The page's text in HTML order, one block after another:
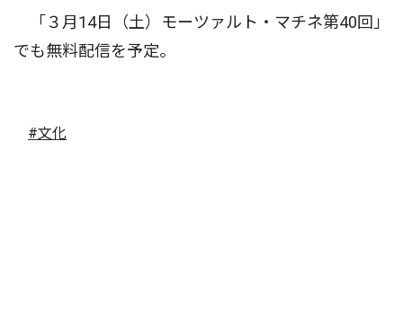
「３月14日（土）モーツァルト・マチネ第40回」
でも無料配信を予定。
#文化